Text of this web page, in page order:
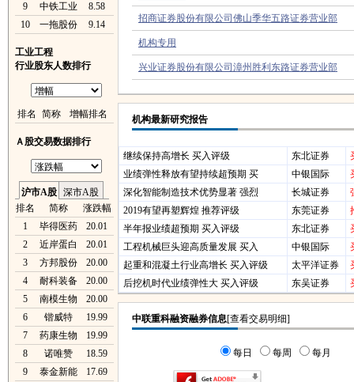
9
中铁工业
8.58
10
一拖股份 9.14
工业工程
行业股东人数排行
排名 简称 增幅排名
Ａ股交易数据排行
沪市A股 深市A股
排名
简称
涨跌幅
1
毕得医药
20.01
2
近岸蛋白
20.01
3
方邦股份
20.00
4
耐科装备
20.00
5
南模生物
20.00
6
锴威特
19.99
7
药康生物
19.99
8
诺唯赞
18.59
9
泰金新能
17.69
招商证券股份有限公司佛山季华五路证券营业部
机构专用
兴业证券股份有限公司漳州胜利东路证券营业部
机构最新研究报告
继续保持高增长 买入评级 东北证券
业绩弹性释放有望持续超预期 买
中银国际
深化智能制造技术优势显著 强烈
长城证券
2019有望再塑辉煌 推荐评级
东莞证券
半年报业绩超预期 买入评级
东北证券
工程机械巨头迎高质量发展 买入
中银国际
起重和混凝土行业高增长 买入评级
太平洋证券
后挖机时代业绩弹性大 买入评级
东吴证券